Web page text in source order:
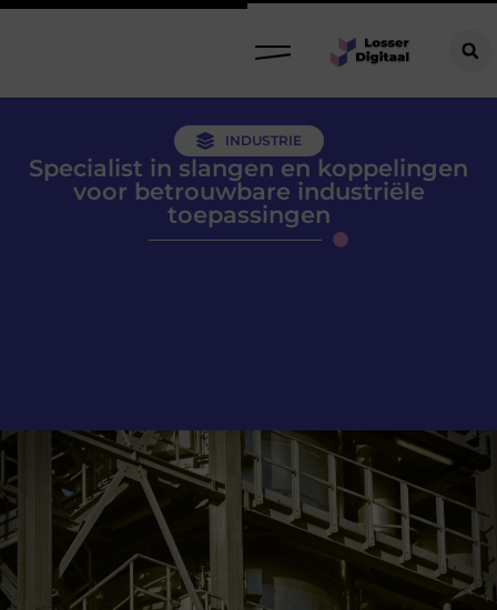
INDUSTRIE
Specialist in slangen en koppelingen
voor betrouwbare industriële
toepassingen